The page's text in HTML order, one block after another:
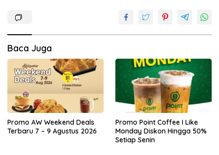
Baca Juga
Promo AW Weekend Deals
Terbaru 7 – 9 Agustus 2026
Promo Point Coffee I Like
Monday Diskon Hingga 50%
Setiap Senin